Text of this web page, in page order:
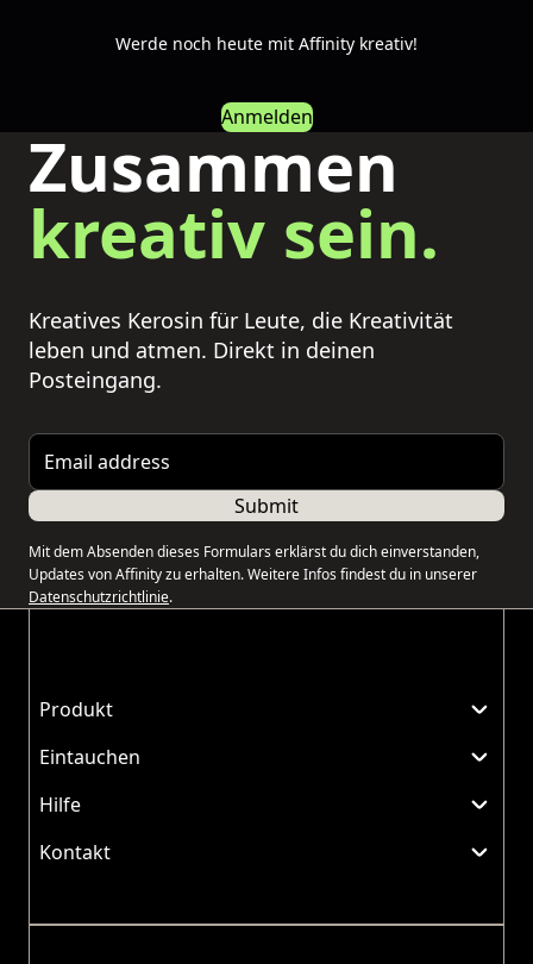
Werde noch heute mit Affinity kreativ!
Anmelden
Zusammen
kreativ sein.
Kreatives Kerosin für Leute, die Kreativität
leben und atmen. Direkt in deinen
Posteingang.
Email address
Submit
Mit dem Absenden dieses Formulars erklärst du dich einverstanden,
Updates von Affinity zu erhalten. Weitere Infos findest du in unserer
Datenschutzrichtlinie.
Produkt
Eintauchen
Hilfe
Kontakt